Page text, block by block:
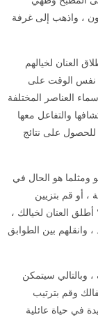
، واذهب إلى غرفة
العنان لخيالهم
نفس الوقت على
العناصر المختلفة
والتفاعل معها
على نتائج
هو الحال في
، أو قم بتزيين
العنان لخيالك ،
بين الطوابق
وبالتالي سيتمكن
وقم بترتيب
في حياة عائلية